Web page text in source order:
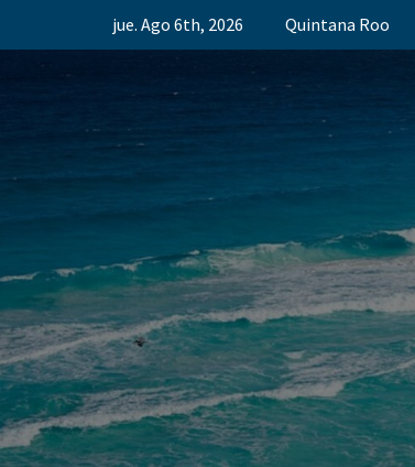
jue. Ago 6th, 2026 Quintana Roo